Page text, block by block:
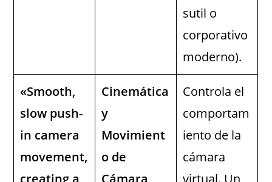
sutil o
corporativo
moderno).
«Smooth,
slow push-
in camera
movement,
creating a
Cinemática
y
Movimient
o de
Cámara
Controla el
comportam
iento de la
cámara
virtual. Un